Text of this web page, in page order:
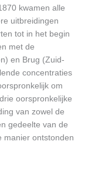
kwamen alle
uitbreidingen
tot in het begin
met de
en Brug (Zuid-
concentraties
om
oorspronkelijke
van zowel de
gedeelte van de
manier ontstonden